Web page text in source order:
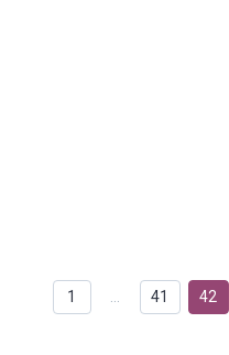
1 41 42